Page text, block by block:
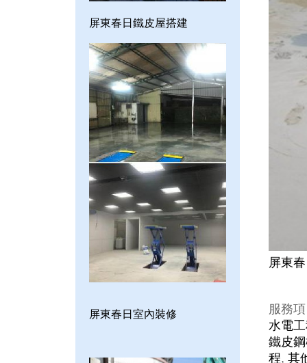
屏東春日鐵皮屋搭建
屏東春日室內裝修
屏東
服務
水電
鐵皮
程, 其